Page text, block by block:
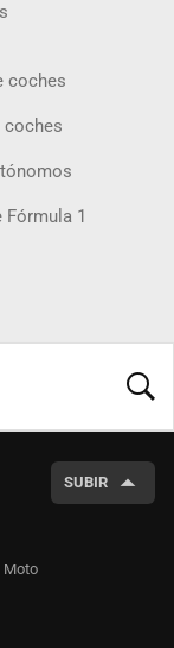
coches
coches
Fórmula 1
SUBIR
Moto